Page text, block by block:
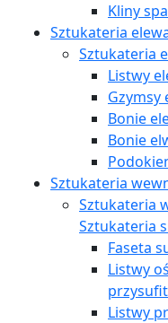
Kliny
Sztukateria
Sztukateria
Listwy
Gzymsy
Bonie
Bonie
Sztukateria
Sztukateria
Sztukateria
Faseta
Listwy
Listwy